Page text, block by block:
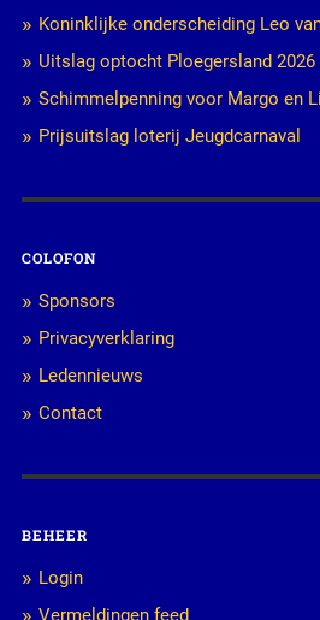
Koninklijke onderscheiding Leo
Uitslag optocht Ploegersland 2026
Schimmelpenning voor Margo en
Prijsuitslag loterij Jeugdcarnaval
COLOFON
Sponsors
Privacyverklaring
Ledennieuws
Contact
BEHEER
Login
Vermeldingen feed